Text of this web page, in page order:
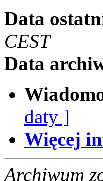
Data
CEST
Data
daty ]
Więcej
Archiwum